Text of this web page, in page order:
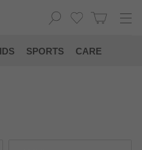
SPORTS CARE